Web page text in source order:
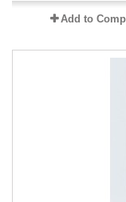
Add to